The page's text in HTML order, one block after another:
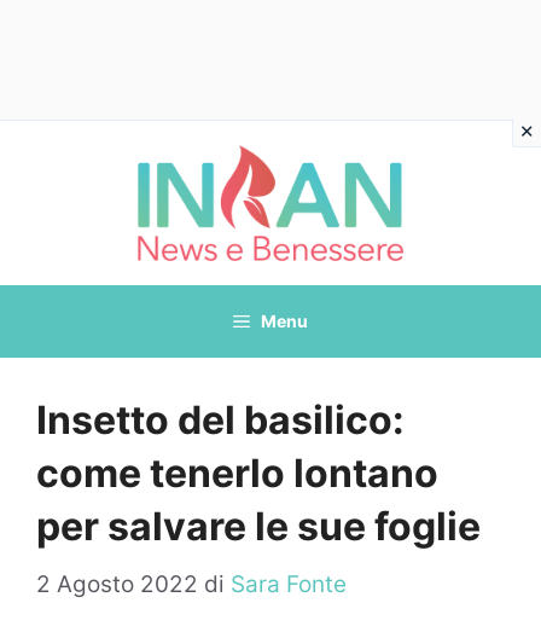
Menu
Insetto del basilico:
come tenerlo lontano
per salvare le sue foglie
2 Agosto 2022 di Sara Fonte